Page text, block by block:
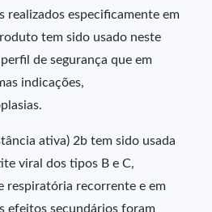
realizados especificamente em
tem sido usado neste
de segurança que em
indicações,
ativa) 2b tem sido usada
viral dos tipos B e C,
respiratória recorrente e em
efeitos secundários foram